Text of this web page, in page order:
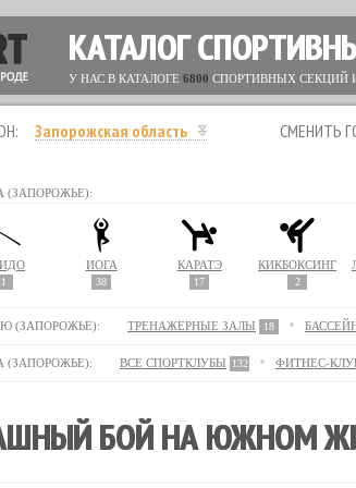
КАТАЛОГ
У НАС В КАТАЛОГЕ 6800 СПОРТИВНЫХ СЕКЦИЙ
Запорожская область СМЕНИТЬ
(ЗАПОРОЖЬЕ):
1
ЙОГА
38
КАРАТЭ
17
КИКБОКСИНГ
2
(ЗАПОРОЖЬЕ): ТРЕНАЖЕРНЫЕ ЗАЛЫ 18
(ЗАПОРОЖЬЕ): ВСЕ СПОРТКЛУБЫ 132 ФИТНЕС-
БОЙ НА ЮЖНОМ